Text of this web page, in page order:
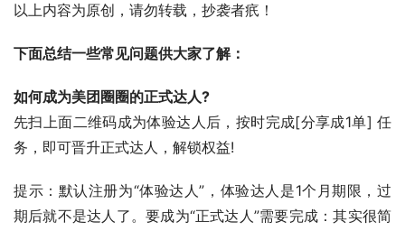
以上内容为原创，请勿转载，抄袭者疧！
下面总结一些常见问题供大家了解：
如何成为美团圈圈的正式达人?
先扫上面二维码成为体验达人后，按时完成[分享成1单] 任
务，即可晋升正式达人，解锁权益!
提示：默认注册为“体验达人”，体验达人是1个月期限，过
期后就不是达人了。要成为“正式达人”需要完成：其实很简